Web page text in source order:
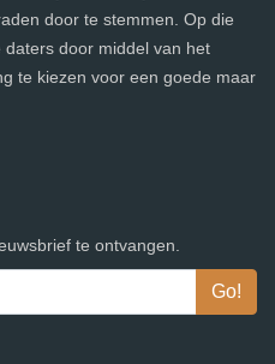
door te stemmen. Op die
door middel van het
te kiezen voor een goede maar
te ontvangen.